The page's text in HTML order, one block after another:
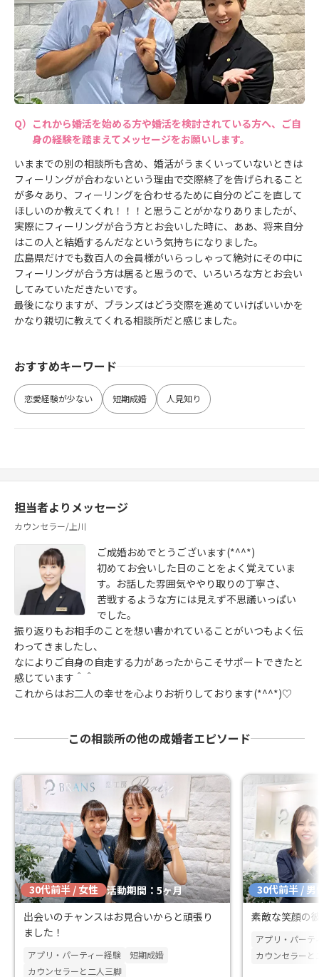
これから婚活を始める方や婚活を検討されている方へ、ご自
身の経験を踏まえてメッセージをお願いします。
いままでの別の相談所も含め、婚活がうまくいっていないときは
フィーリングが合わないという理由で交際終了を告げられること
が多々あり、フィーリングを合わせるために自分のどこを直して
ほしいのか教えてくれ！！！と思うことがかなりありましたが、
実際にフィーリングが合う方とお会いした時に、ああ、将来自分
はこの人と結婚するんだなという気持ちになりました。
広島県だけでも数百人の会員様がいらっしゃって絶対にその中に
フィーリングが合う方は居ると思うので、いろいろな方とお会い
してみていただきたいです。
最後になりますが、ブランズはどう交際を進めていけばいいかを
かなり親切に教えてくれる相談所だと感じました。
おすすめキーワード
恋愛経験が少ない 短期成婚 人見知り
担当者よりメッセージ
カウンセラー/上川
ご成婚おめでとうございます(*^^*)
初めてお会いした日のことをよく覚えていま
す。お話した雰囲気ややり取りの丁寧さ、
苦戦するような方には見えず不思議いっぱい
でした。
振り返りもお相手のことを想い書かれていることがいつもよく伝
わってきましたし、
なによりご自身の自走する力があったからこそサポートできたと
感じています＾＾
これからはお二人の幸せを心よりお祈りしております(*^^*)♡
この相談所の他の成婚者エピソード
30代前半 / 女性 活動期間：5ヶ月
出会いのチャンスはお見合いからと頑張り
ました！
アプリ・パーティー経験
短期成婚
カウンセラーと二人三脚
30代前半 / 男
素敵な笑顔の
アプリ・パーテ
カウンセラーと